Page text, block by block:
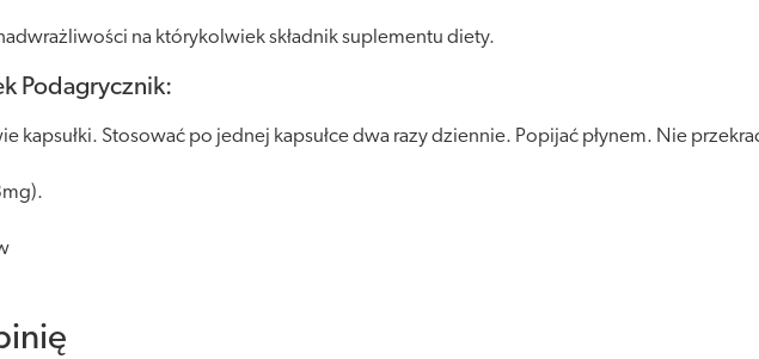
na którykolwiek składnik suplementu diety.
Podagrycznik:
kapsułki. Stosować po jednej kapsułce dwa razy dziennie. Popijać płynem. Nie